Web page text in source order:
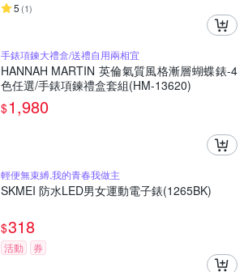
5 (1)
手錶項鍊大禮盒/送禮自用兩相宜
HANNAH MARTIN 英倫氣質風格漸層蝴蝶錶-4
色任選/手錶項鍊禮盒套組(HM-13620)
$1,980
輕便無束縛,我的青春我做主
SKMEI 防水LED男女運動電子錶(1265BK)
$318
活動 券